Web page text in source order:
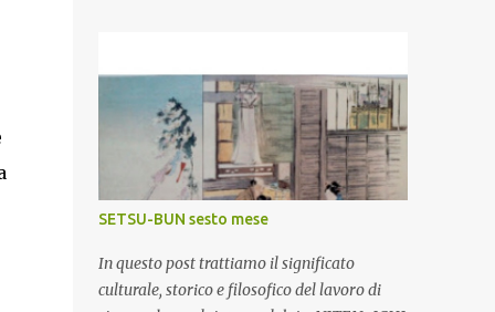
SETSU-BUN sesto mese
In questo post trattiamo il significato
culturale, storico e filosofico del lavoro di